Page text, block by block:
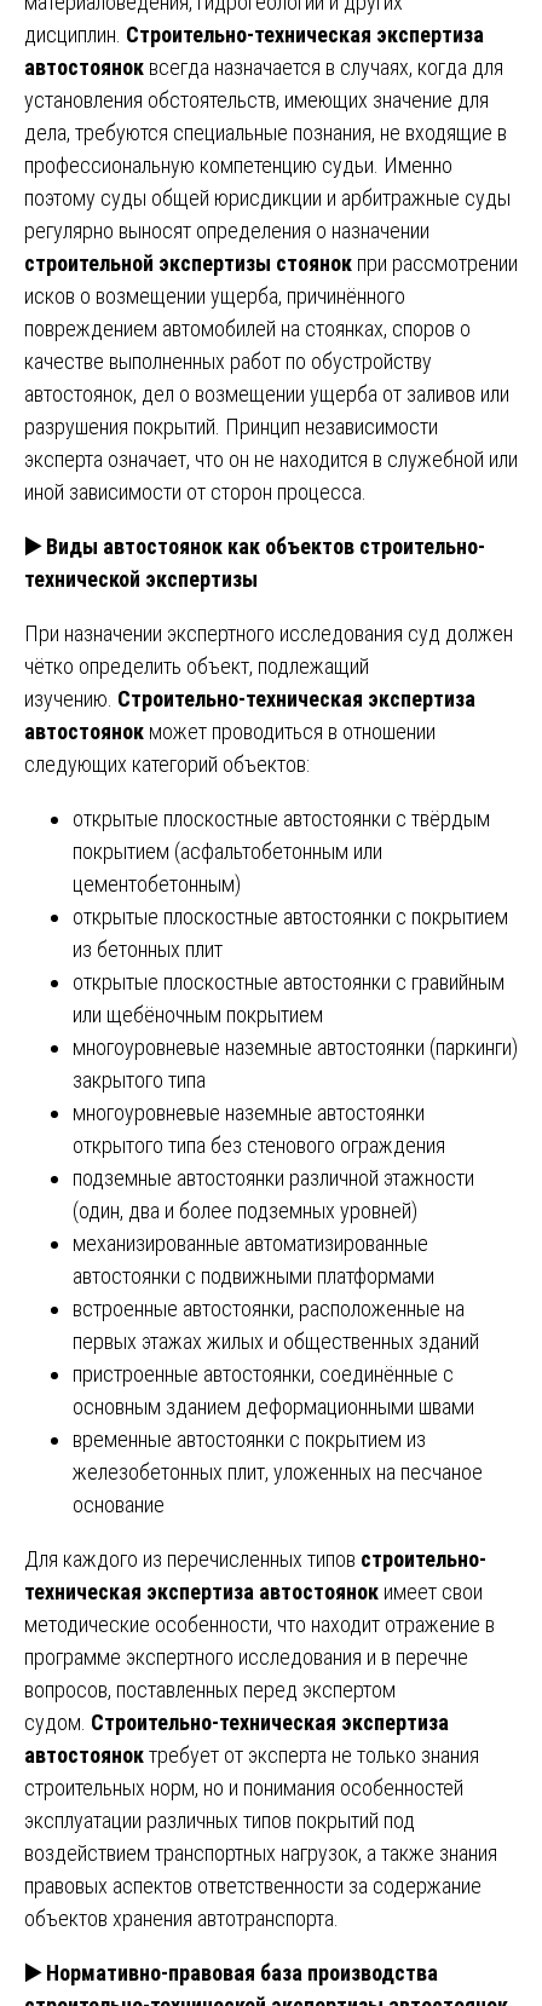
дисциплин. Строительно-техническая экспертиза
автостоянок всегда назначается в случаях, когда для
установления обстоятельств, имеющих значение для
дела, требуются специальные познания, не входящие в
профессиональную компетенцию судьи. Именно
поэтому суды общей юрисдикции и арбитражные суды
регулярно выносят определения о назначении
строительной экспертизы стоянок при рассмотрении
исков о возмещении ущерба, причинённого
повреждением автомобилей на стоянках, споров о
качестве выполненных работ по обустройству
автостоянок, дел о возмещении ущерба от заливов или
разрушения покрытий. Принцип независимости
эксперта означает, что он не находится в служебной или
иной зависимости от сторон процесса.
▶️Виды автостоянок как объектов строительно-
технической экспертизы
При назначении экспертного исследования суд должен
чётко определить объект, подлежащий
изучению. Строительно-техническая экспертиза
автостоянок может проводиться в отношении
следующих категорий объектов:
открытые плоскостные автостоянки с твёрдым
покрытием (асфальтобетонным или
цементобетонным)
открытые плоскостные автостоянки с покрытием
из бетонных плит
открытые плоскостные автостоянки с гравийным
или щебёночным покрытием
многоуровневые наземные автостоянки (паркинги)
закрытого типа
многоуровневые наземные автостоянки
открытого типа без стенового ограждения
подземные автостоянки различной этажности
(один, два и более подземных уровней)
механизированные автоматизированные
автостоянки с подвижными платформами
встроенные автостоянки, расположенные на
первых этажах жилых и общественных зданий
пристроенные автостоянки, соединённые с
основным зданием деформационными швами
временные автостоянки с покрытием из
железобетонных плит, уложенных на песчаное
основание
Для каждого из перечисленных типов строительно-
техническая экспертиза автостоянок имеет свои
методические особенности, что находит отражение в
программе экспертного исследования и в перечне
вопросов, поставленных перед экспертом
судом. Строительно-техническая экспертиза
автостояноктребует от эксперта не только знания
строительных норм, но и понимания особенностей
эксплуатации различных типов покрытий под
воздействием транспортных нагрузок, а также знания
правовых аспектов ответственности за содержание
объектов хранения автотранспорта.
▶️Нормативно-правовая база производства